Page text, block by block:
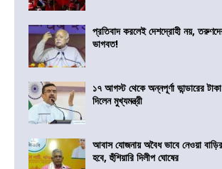
প্রতিবাদ করলেই দেশদ্রোহী নয়,
ভাগবত!
১৭ আগস্ট থেকে অন্নপূর্ণা ভান্ডারের
দিলেন মুখ্যমন্ত্রী
আবাস যোজনায় অবৈধ ভাবে নেওয়া
হবে, হুঁশিয়ারি দিলীপ ঘোষের